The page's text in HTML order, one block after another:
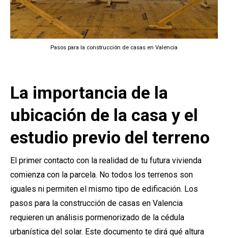
Pasos para la construcción de casas en Valencia
La importancia de la
ubicación de la casa y el
estudio previo del terreno
El primer contacto con la realidad de tu futura vivienda
comienza con la parcela. No todos los terrenos son
iguales ni permiten el mismo tipo de edificación. Los
pasos para la construcción de casas en Valencia
requieren un análisis pormenorizado de la cédula
urbanística del solar. Este documento te dirá qué altura